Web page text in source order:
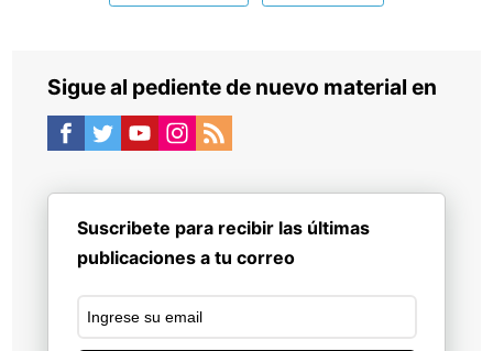
Sigue al pediente de nuevo material en
Suscribete para recibir las últimas
publicaciones a tu correo